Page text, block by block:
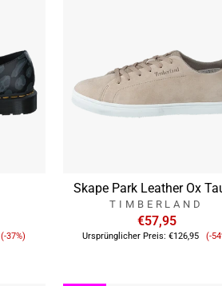
Verkaufspreis
(-37%)
Skape Park Leather Ox
TIMBERLAND
€57,95
Ursprünglicher Preis:€126,95 (-